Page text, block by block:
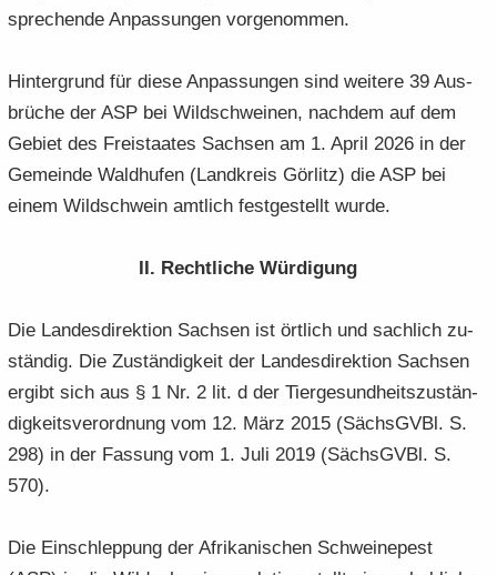
spre­chen­de An­pas­sun­gen vor­ge­nom­men.
Hin­ter­grund für diese An­pas­sun­gen sind wei­te­re 39 Aus­
brü­che der ASP bei Wild­schwei­nen, nach­dem auf dem
Ge­biet des Frei­staa­tes Sach­sen am 1. April 2026 in der
Ge­mein­de Wald­hu­fen (Land­kreis Gör­litz) die ASP bei
einem Wild­schwein amt­lich fest­ge­stellt wurde.
II. Recht­li­che Wür­di­gung
Die Lan­des­di­rek­ti­on Sach­sen ist ört­lich und sach­lich zu­
stän­dig. Die Zu­stän­dig­keit der Lan­des­di­rek­ti­on Sach­sen
er­gibt sich aus § 1 Nr. 2 lit. d der Tier­ge­sund­heits­zu­stän­
dig­keits­ver­ord­nung vom 12. März 2015 (Sächs­GVBl. S.
298) in der Fas­sung vom 1. Juli 2019 (Sächs­GVBl. S.
570).
Die Ein­schlep­pung der Afri­ka­ni­schen Schwei­ne­pest